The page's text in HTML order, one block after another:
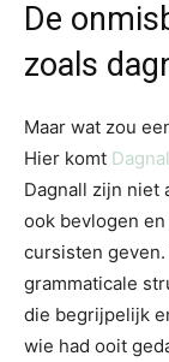
De
zoals
Maar wat zou
Hier komt
Dagnall zijn niet
ook bevlogen
cursisten
grammaticale
die begrijpelijk
wie had ooit